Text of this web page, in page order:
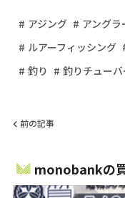
アジング アングラ
ルアーフィッシング
釣り
釣りチューバ
前の記事
monobankの